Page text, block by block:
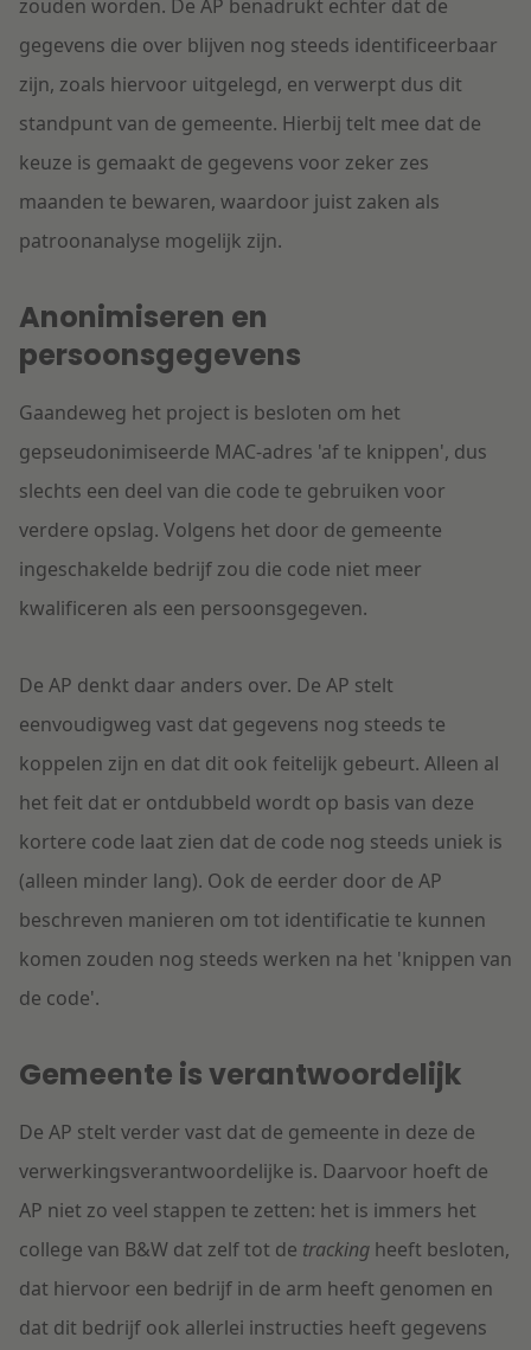
zouden worden. De AP benadrukt echter dat de
gegevens die over blijven nog steeds identificeerbaar
zijn, zoals hiervoor uitgelegd, en verwerpt dus dit
standpunt van de gemeente. Hierbij telt mee dat de
keuze is gemaakt de gegevens voor zeker zes
maanden te bewaren, waardoor juist zaken als
patroonanalyse mogelijk zijn.
Anonimiseren en
persoonsgegevens
Gaandeweg het project is besloten om het
gepseudonimiseerde MAC-adres 'af te knippen', dus
slechts een deel van die code te gebruiken voor
verdere opslag. Volgens het door de gemeente
ingeschakelde bedrijf zou die code niet meer
kwalificeren als een persoonsgegeven.
De AP denkt daar anders over. De AP stelt
eenvoudigweg vast dat gegevens nog steeds te
koppelen zijn en dat dit ook feitelijk gebeurt. Alleen al
het feit dat er ontdubbeld wordt op basis van deze
kortere code laat zien dat de code nog steeds uniek is
(alleen minder lang). Ook de eerder door de AP
beschreven manieren om tot identificatie te kunnen
komen zouden nog steeds werken na het 'knippen van
de code'.
Gemeente is verantwoordelijk
De AP stelt verder vast dat de gemeente in deze de
verwerkingsverantwoordelijke is. Daarvoor hoeft de
AP niet zo veel stappen te zetten: het is immers het
college van B&W dat zelf tot de tracking heeft besloten,
dat hiervoor een bedrijf in de arm heeft genomen en
dat dit bedrijf ook allerlei instructies heeft gegevens